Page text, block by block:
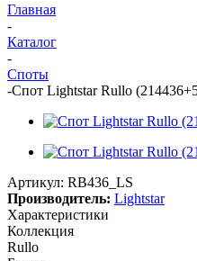
Главная
-
Каталог
-
Споты
-Спот Lightstar Rullo
Артикул: RB436_LS
Производитель: Lightstar
Характеристики
Коллекция
Rullo